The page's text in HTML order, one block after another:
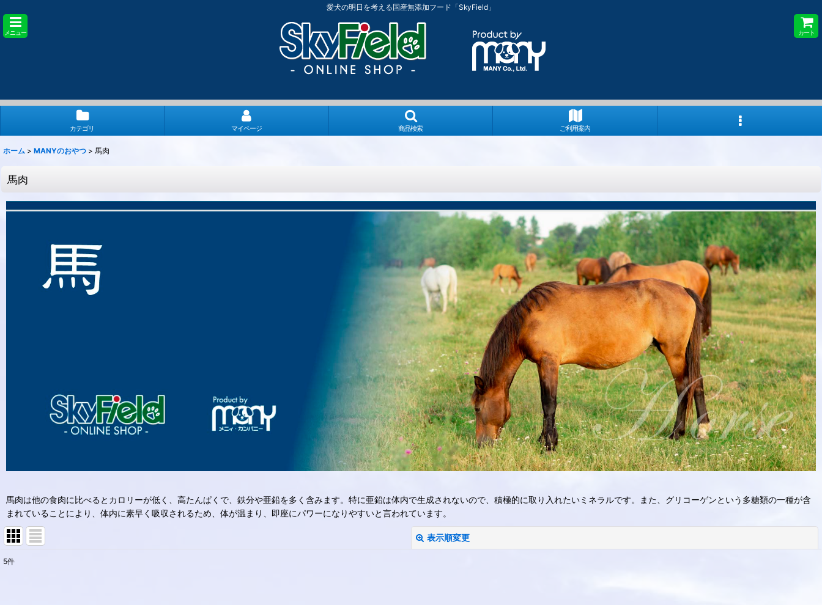
愛犬の明日を考える国産無添加フード「SkyField」
メニュー カート
カテゴリ マイページ 商品検索 ご利用案内
ホーム > MANYのおやつ > 馬肉
馬肉
馬肉は他の食肉に比べるとカロリーが低く、高たんぱくで、鉄分や亜鉛を多く含みます。特に亜鉛は体内で生成されないので、積極的に取り入れたいミネラルです。また、グリコーゲンという多糖類の一種が含
まれていることにより、体内に素早く吸収されるため、体が温まり、即座にパワーになりやすいと言われています。
表示順変更
5件